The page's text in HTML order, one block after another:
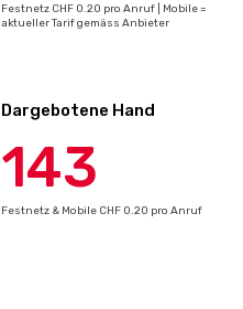
Festnetz CHF 0.20 pro Anruf | Mobile =
aktueller Tarif gemäss Anbieter
Dargebotene Hand
143
Festnetz & Mobile CHF 0.20 pro Anruf